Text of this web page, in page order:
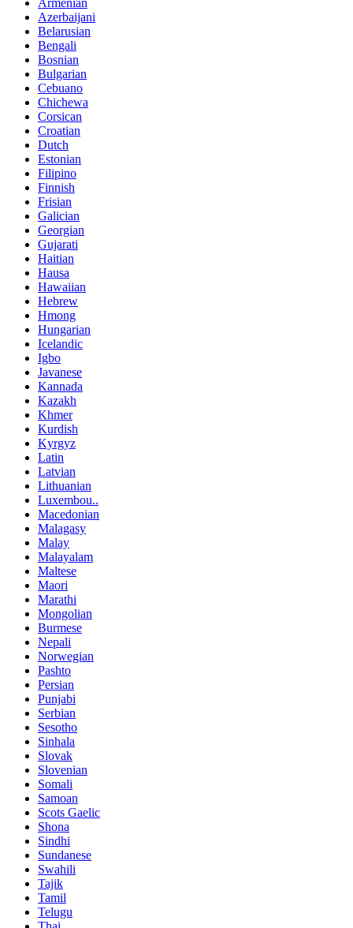
Armenian
Azerbaijani
Belarusian
Bengali
Bosnian
Bulgarian
Cebuano
Chichewa
Corsican
Croatian
Dutch
Estonian
Filipino
Finnish
Frisian
Galician
Georgian
Gujarati
Haitian
Hausa
Hawaiian
Hebrew
Hmong
Hungarian
Icelandic
Igbo
Javanese
Kannada
Kazakh
Khmer
Kurdish
Kyrgyz
Latin
Latvian
Lithuanian
Luxembou..
Macedonian
Malagasy
Malay
Malayalam
Maltese
Maori
Marathi
Mongolian
Burmese
Nepali
Norwegian
Pashto
Persian
Punjabi
Serbian
Sesotho
Sinhala
Slovak
Slovenian
Somali
Samoan
Scots Gaelic
Shona
Sindhi
Sundanese
Swahili
Tajik
Tamil
Telugu